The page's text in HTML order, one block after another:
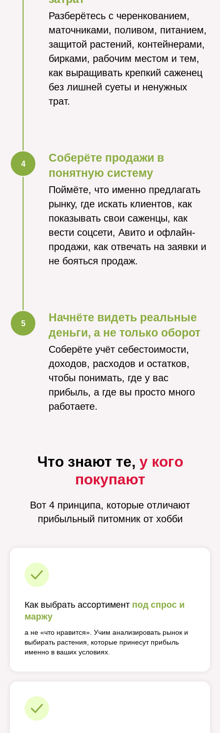
Разберётесь с черенкованием,
маточниками, поливом, питанием,
защитой растений, контейнерами,
бирками, рабочим местом и тем,
как выращивать крепкий саженец
без лишней суеты и ненужных
трат.
Соберёте продажи в
понятную систему
Поймёте, что именно предлагать
рынку, где искать клиентов, как
показывать свои саженцы, как
вести соцсети, Авито и офлайн-
продажи, как отвечать на заявки и
не бояться продаж.
Начнёте видеть реальные
деньги, а не только оборот
Соберёте учёт себестоимости,
доходов, расходов и остатков,
чтобы понимать, где у вас
прибыль, а где вы просто много
работаете.
Что знают те, у кого
покупают
Вот 4 принципа, которые отличают
прибыльный питомник от хобби
Как выбрать ассортимент под спрос и
маржу
а не «что нравится». Учим анализировать рынок и
выбирать растения, которые принесут прибыль
именно в ваших условиях.